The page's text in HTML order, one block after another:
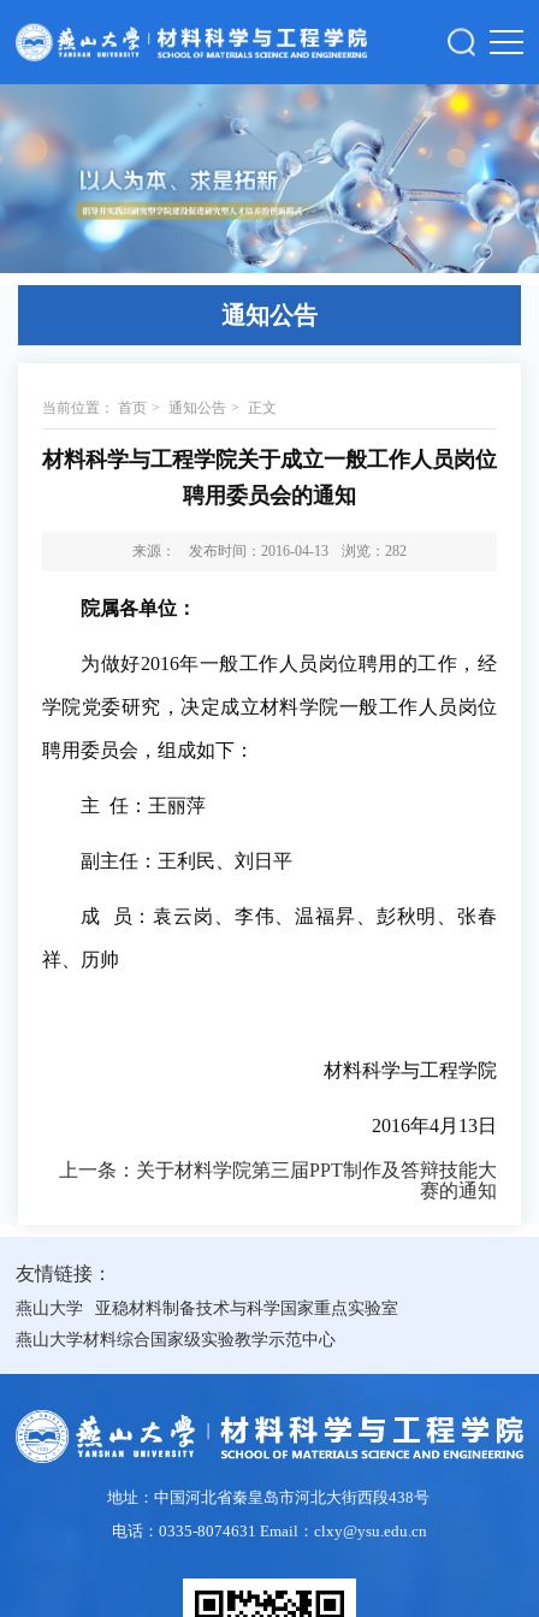
通知公告
当前位置： 首页 > 通知公告 > 正文
材料科学与工程学院关于成立一般工作人员岗位
聘用委员会的通知
来源： 发布时间：2016-04-13 浏览： 282
院属各单位：
为做好2016年一般工作人员岗位聘用的工作，经
学院党委研究，决定成立材料学院一般工作人员岗位
聘用委员会，组成如下：
主 任：王丽萍
副主任：王利民、刘日平
成 员：袁云岗、李伟、温福昇、彭秋明、张春
祥、历帅
材料科学与工程学院
2016年4月 13日
上一条： 关于材料学院第三届PPT制作及答辩技能大
赛的通知
友情链接：
燕山大学
亚稳材料制备技术与科学国家重点实验室
燕山大学材料综合国家级实验教学示范中心
地址：中国河北省秦皇岛市河北大街西段438号
电话：0335-8074631 Email：clxy@ysu.edu.cn